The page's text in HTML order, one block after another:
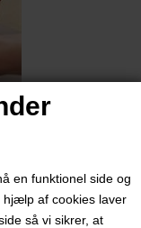
en funktionel side og
hjælp af cookies laver
så vi sikrer, at